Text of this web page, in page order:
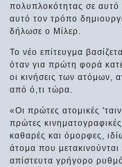
πολυπλοκότητας σε αυτό
αυτό τον τρόπο
δήλωσε ο Μίλερ.
Το νέο επίτευγμα
όταν για πρώτη φορά
οι κινήσεις των ατόμων,
από ό,τι τώρα.
«Οι πρώτες ατομικές
πρώτες κινηματογραφικές
καθαρές και όμορφες,
άτομα που
απίστευτα γρήγορο